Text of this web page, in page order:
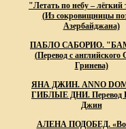
"Летать по небу –
(Из сокровищницы
Азербайджана)
ПАБЛО САБОРИО.
(Перевод с английского
Гринева)
ЯНА ДЖИН. ANNO
ГИБЛЫЕ ДНИ. Перевод
Джин
АЛЕНА ПОДОБЕД.